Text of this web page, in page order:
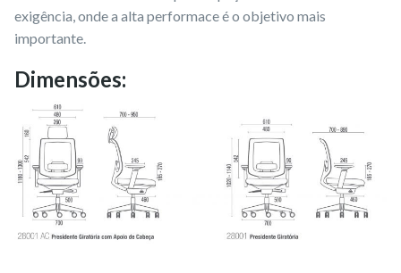
exigência, onde a alta performace é o objetivo mais
importante.
Dimensões: